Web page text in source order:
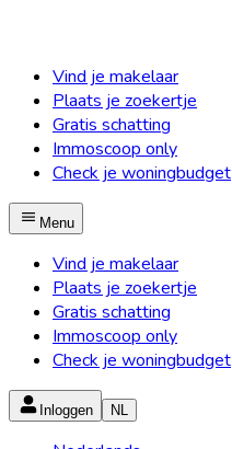
Vind je makelaar
Plaats je zoekertje
Gratis schatting
Immoscoop only
Check je woningbudget
Menu
Vind je makelaar
Plaats je zoekertje
Gratis schatting
Immoscoop only
Check je woningbudget
Inloggen NL